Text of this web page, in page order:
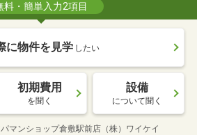
料・簡単入力2項目
に物件を見学 したい
初期費用
を聞く
設備
について聞く
マンショップ倉敷駅前店（株）ワイケイ